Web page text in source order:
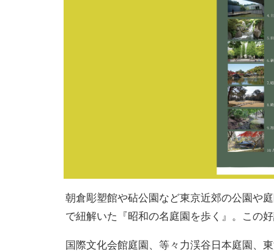
朝倉彫塑館や砧公園など東京近郊の公園や
で紐解いた『昭和の名庭園を歩く』。この
国際文化会館庭園、等々力渓谷日本庭園、